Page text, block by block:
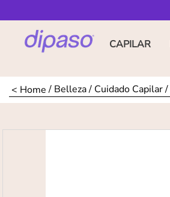
CAPILAR
Belleza Cuidado Capilar